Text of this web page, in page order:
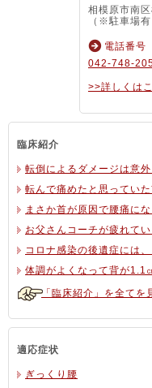
相模原市南
（※駐車場有
電話番号
042-748-
>>詳しくは
臨床紹介
転倒によるダメージは意
転んで痛めたと思ってい
まさか首が原因で腰痛
お父さんコーチが疲れてい
コロナ感染の後遺症には
体調がよくなって背が1.1
「臨床紹介」を全てを
適応症状
ぎっくり腰